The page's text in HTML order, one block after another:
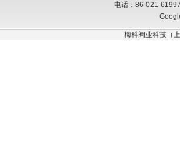
电话：86-021-
梅科阀业科技（